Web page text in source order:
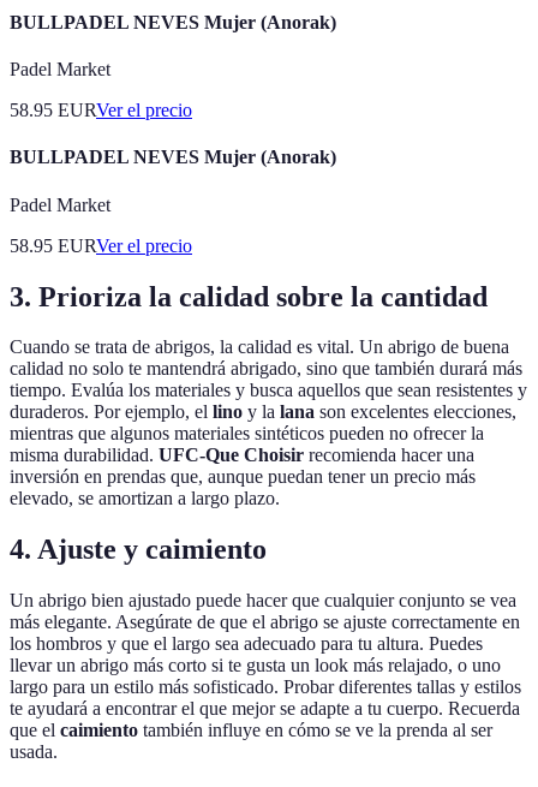
BULLPADEL NEVES Mujer (Anorak)
Padel Market
58.95 EURVer el precio
BULLPADEL NEVES Mujer (Anorak)
Padel Market
58.95 EURVer el precio
3. Prioriza la calidad sobre la cantidad
Cuando se trata de abrigos, la calidad es vital. Un abrigo de buena
calidad no solo te mantendrá abrigado, sino que también durará más
tiempo. Evalúa los materiales y busca aquellos que sean resistentes y
duraderos. Por ejemplo, el lino y la lana son excelentes elecciones,
mientras que algunos materiales sintéticos pueden no ofrecer la
misma durabilidad. UFC-Que Choisir recomienda hacer una
inversión en prendas que, aunque puedan tener un precio más
elevado, se amortizan a largo plazo.
4. Ajuste y caimiento
Un abrigo bien ajustado puede hacer que cualquier conjunto se vea
más elegante. Asegúrate de que el abrigo se ajuste correctamente en
los hombros y que el largo sea adecuado para tu altura. Puedes
llevar un abrigo más corto si te gusta un look más relajado, o uno
largo para un estilo más sofisticado. Probar diferentes tallas y estilos
te ayudará a encontrar el que mejor se adapte a tu cuerpo. Recuerda
que el caimiento también influye en cómo se ve la prenda al ser
usada.